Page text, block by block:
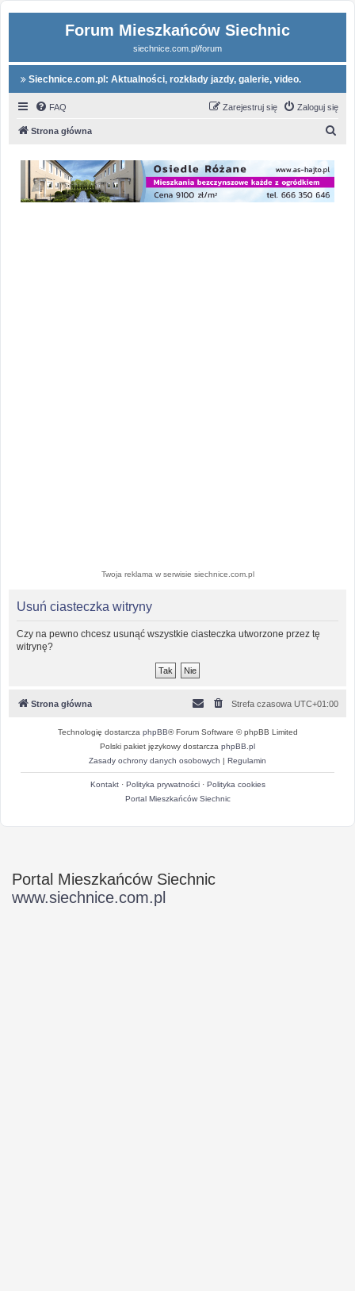
Forum Mieszkańców Siechnic
siechnice.com.pl/forum
Siechnice.com.pl: Aktualności, rozkłady jazdy, galerie, video.
FAQ Zaloguj się
Zarejestruj się
Strona główna
Twoja reklama w serwisie siechnice.com.pl
Usuń ciasteczka witryny
Czy na pewno chcesz usunąć wszystkie ciasteczka utworzone przez tę
witrynę?
Strona główna Strefa czasowa UTC+01:00
Technologię dostarcza phpBB® Forum Software © phpBB Limited
Polski pakiet językowy dostarcza phpBB.pl
Zasady ochrony danych osobowych | Regulamin
Kontakt· Polityka prywatności· Polityka cookies
Portal Mieszkańców Siechnic
Portal Mieszkańców Siechnic
www.siechnice.com.pl